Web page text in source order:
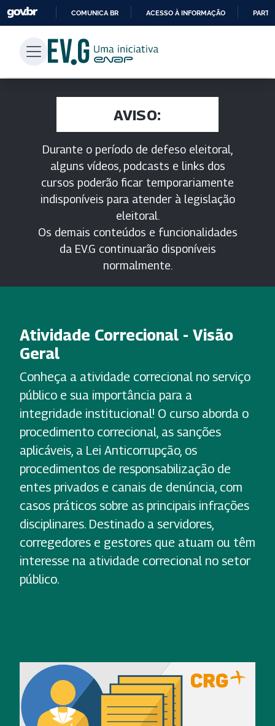
PARA
CONTEÚDO
COMUNICA BR ACESSO À INFORMAÇÃO
AVISO:
Durante o período de defeso eleitoral,
alguns vídeos, podcasts e links dos
cursos poderão ficar temporariamente
indisponíveis para atender à legislação
eleitoral.
Os demais conteúdos e funcionalidades
da EV.G continuarão disponíveis
normalmente.
Atividade Correcional - Visão
Geral
Conheça a atividade correcional no serviço
público e sua importância para a
integridade institucional! O curso aborda o
procedimento correcional, as sanções
aplicáveis, a Lei Anticorrupção, os
procedimentos de responsabilização de
entes privados e canais de denúncia, com
casos práticos sobre as principais infrações
disciplinares. Destinado a servidores,
corregedores e gestores que atuam ou têm
interesse na atividade correcional no setor
público.